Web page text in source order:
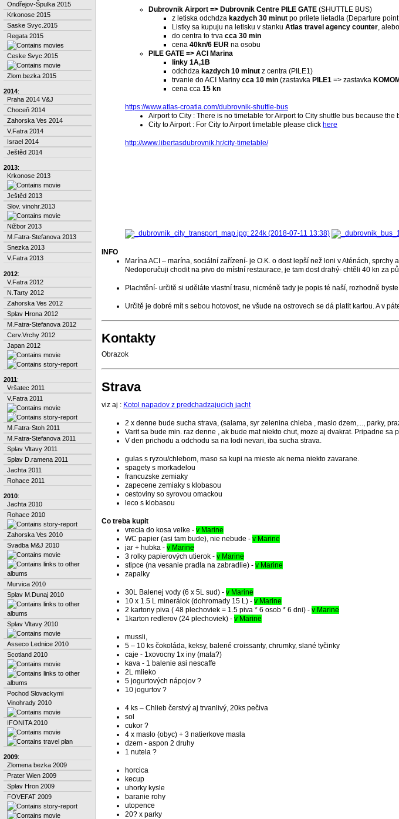
Ondřejov-Špulka 2015
Krkonose 2015
Saske Svyc.2015
Regata 2015
Ceske Svyc.2015
Zlom.bezka 2015
2014:
Praha 2014 V&J
Choceň 2014
Zahorska Ves 2014
V.Fatra 2014
Israel 2014
Ještěd 2014
2013:
Krkonose 2013
Ještěd 2013
Slov. vinohr.2013
Nižbor 2013
M.Fatra-Stefanova 2013
Snezka 2013
V.Fatra 2013
2012:
V.Fatra 2012
N.Tarty 2012
Zahorska Ves 2012
Splav Hrona 2012
M.Fatra-Stefanova 2012
Cerv.Vrchy 2012
Japan 2012
2011:
Vršatec 2011
V.Fatra 2011
M.Fatra-Stoh 2011
M.Fatra-Stefanova 2011
Splav Vltavy 2011
Splav D.ramena 2011
Jachta 2011
Rohace 2011
2010:
Jachta 2010
Rohace 2010
Zahorska Ves 2010
Svadba M&J 2010
Murvica 2010
Splav M.Dunaj 2010
Splav Vltavy 2010
Asseco Lednice 2010
Scotland 2010
Pochod Slovackymi
Vinohrady 2010
IFONITA 2010
2009:
Zlomena bezka 2009
Prater Wien 2009
Splav Hron 2009
FOVEFAT 2009
Dubrovnik Airport => Dubrovnik Centre PILE GATE (SHUTTLE BUS)
z letiska odchdza kazdych 30 minut po prilete lietadla (Departure
Listky sa kupuju na letisku v stanku Atlas travel agency counter,
do centra to trva cca 30 min
cena 40kn/6 EUR na osobu
PILE GATE => ACI Marina
linky 1A,1B
odchdza kazdych 10 minut z centra (PILE1)
trvanie do ACI Mariny cca 10 min (zastavka PILE1 => zastavka
cena cca 15 kn
https://www.atlas-croatia.com/dubrovnik-shuttle-bus
Airport to City : There is no timetable for Airport to City shuttle bus because
City to Airport : For City to Airport timetable please click here
http://www.libertasdubrovnik.hr/city-timetable/
INFO
Marína ACI – marína, sociální zařízení- je O.K. o dost lepší než loni v Aténách,
Nedoporučuji chodit na pivo do místní restaurace, je tam dost drahý- chtěli 40 kn za
Plachtění- určitě si uděláte vlastní trasu, nicméně tady je popis té naší, rozhodně
Určitě je dobré mít s sebou hotovost, ne všude na ostrovech se dá platit kartou. A v
Kontakty
Obrazok
Strava
viz aj : Kotol napadov z predchadzajucich jacht
2 x denne bude sucha strava, (salama, syr zelenina chleba , maslo dzem,..., parky,
Varit sa bude min. raz denne , ak bude mat niekto chut, moze aj dvakrat. Pripadne
V den prichodu a odchodu sa na lodi nevari, iba sucha strava.
gulas s ryzou/chlebom, maso sa kupi na mieste ak nema niekto zavarane.
spagety s morkadelou
francuzske zemiaky
zapecene zemiaky s klobasou
cestoviny so syrovou omackou
leco s klobasou
Co treba kupit
vrecia do kosa velke - v Marine
WC papier (asi tam bude), nie nebude - v Marine
jar + hubka - v Marine
3 rolky papierových utierok - v Marine
stipce (na vesanie pradla na zabradlie) - v Marine
zapalky
30L Balenej vody (6 x 5L sud) - v Marine
10 x 1.5 L minerálok (dohromady 15 L) - v Marine
2 kartony piva ( 48 plechoviek = 1.5 piva * 6 osob * 6 dni) - v Marine
1karton redlerov (24 plechoviek) - v Marine
mussli,
5 – 10 ks čokoláda, keksy, balené croissanty, chrumky, slané tyčinky
caje - 1xovocny 1x iny (mata?)
kava - 1 balenie asi nescaffe
2L mlieko
5 jogurtových nápojov ?
10 jogurtov ?
4 ks – Chlieb čerstvý aj trvanlivý, 20ks pečiva
sol
cukor ?
4 x maslo (obyc) + 3 natierkove masla
dzem - aspon 2 druhy
1 nutela ?
horcica
kecup
uhorky kysle
baranie rohy
utopence
20? x parky